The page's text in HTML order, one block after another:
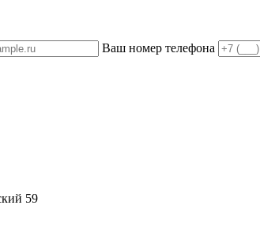
Ваш номер телефона
59